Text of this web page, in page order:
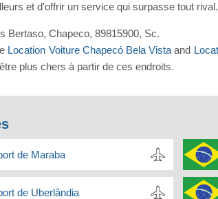
et d'offrir un service qui surpasse tout rival.
Bertaso, Chapeco, 89815900, Sc.
Location Voiture Chapecó Bela Vista and
plus chers à partir de ces endroits.
de Maraba
de Uberlândia